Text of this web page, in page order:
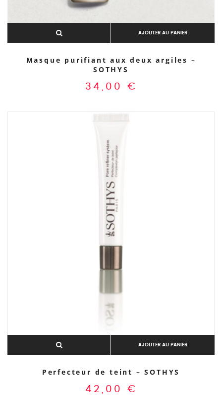
AJOUTER AU PANIER
Masque purifiant aux deux argiles –
SOTHYS
34,00 €
AJOUTER AU PANIER
Perfecteur de teint – SOTHYS
42,00 €